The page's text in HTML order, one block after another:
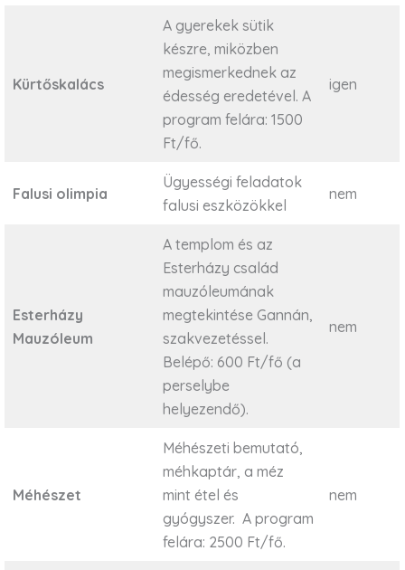
Kürtőskalács
A gyerekek sütik
készre, miközben
megismerkednek az
édesség eredetével. A
program felára: 1500
Ft/fő.
igen
Falusi olimpia
Ügyességi feladatok
falusi eszközökkel
nem
Esterházy
Mauzóleum
A templom és az
Esterházy család
mauzóleumának
megtekintése Gannán,
szakvezetéssel.
Belépő: 600 Ft/fő (a
perselybe
helyezendő).
nem
Méhészet
Méhészeti bemutató,
méhkaptár, a méz
mint étel és
gyógyszer. A program
felára: 2500 Ft/fő.
nem